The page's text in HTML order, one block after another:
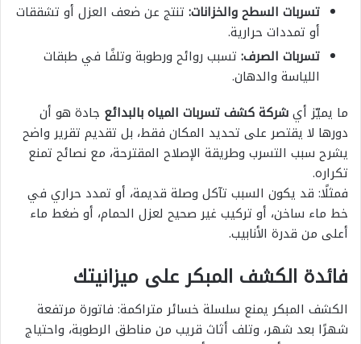
تسربات السطح والخزانات: تنتج عن ضعف العزل أو تشققات
أو تمددات حرارية.
تسربات الصرف: تسبب روائح ورطوبة وتلفًا في طبقات
اللياسة والدهان.
ما يميّز أيشركة كشف تسربات المياه بالبدائع جادة هو أن
دورها لا يقتصر على تحديد المكان فقط، بل تقديم تقرير واضح
يشرح سبب التسرب وطريقة الإصلاح المقترحة، مع نصائح تمنع
تكراره.
فمثلًا: قد يكون السبب تآكل وصلة قديمة، أو تمدد حراري في
خط ماء ساخن، أو تركيب غير صحيح لعزل الحمام، أو ضغط ماء
أعلى من قدرة الأنابيب.
فائدة الكشف المبكر على ميزانيتك
الكشف المبكر يمنع سلسلة خسائر متراكمة: فاتورة مرتفعة
شهرًا بعد شهر، وتلف أثاث قريب من مناطق الرطوبة، واحتياج